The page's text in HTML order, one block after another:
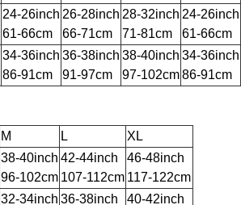
24-26inch
61-66cm
26-28inch
66-71cm
28-32inch
71-81cm
24-26inch
61-66cm
34-36inch
86-91cm
36-38inch
91-97cm
38-40inch
97-102cm
34-36inch
86-91cm
M L XL
38-40inch
96-102cm
42-44inch
107-112cm
46-48inch
117-122cm
32-34inch 36-38inch 40-42inch